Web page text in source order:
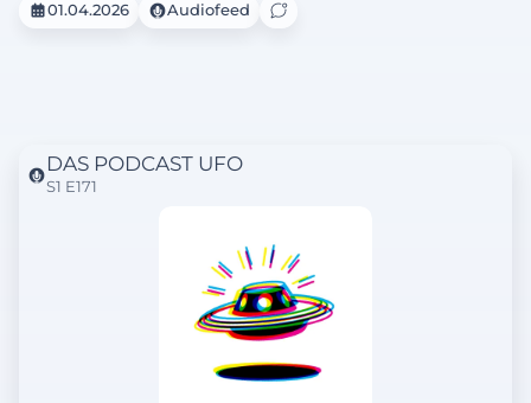
01.04.2026 Audiofeed
DAS PODCAST UFO
S1 E171